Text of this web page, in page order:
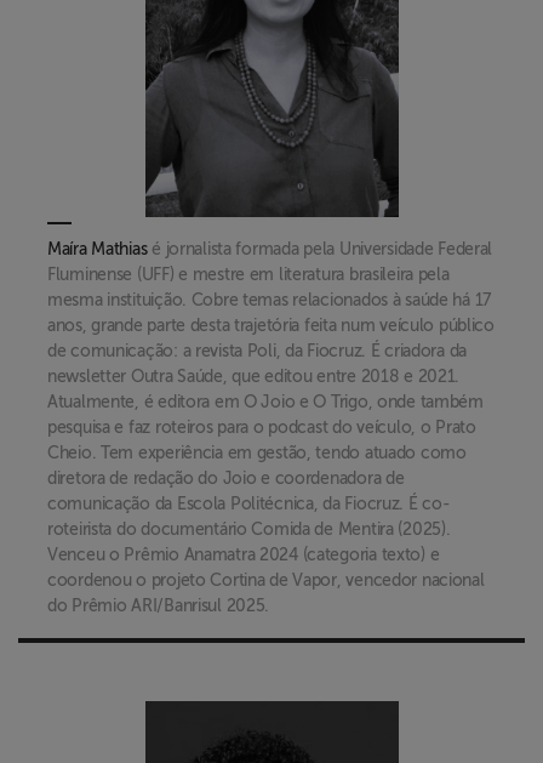
Maíra Mathiasé jornalista formada pela Universidade Federal
Fluminense (UFF) e mestre em literatura brasileira pela
mesma instituição. Cobre temas relacionados à saúde há 17
anos, grande parte desta trajetória feita num veículo público
de comunicação: a revista Poli, da Fiocruz. É criadora da
newsletter Outra Saúde, que editou entre 2018 e 2021.
Atualmente, é editora em O Joio e O Trigo, onde também
pesquisa e faz roteiros para o podcast do veículo, o Prato
Cheio. Tem experiência em gestão, tendo atuado como
diretora de redação do Joio e coordenadora de
comunicação da Escola Politécnica, da Fiocruz. É co-
roteirista do documentário Comida de Mentira (2025).
Venceu o Prêmio Anamatra 2024 (categoria texto) e
coordenou o projeto Cortina de Vapor, vencedor nacional
do Prêmio ARI/Banrisul 2025.